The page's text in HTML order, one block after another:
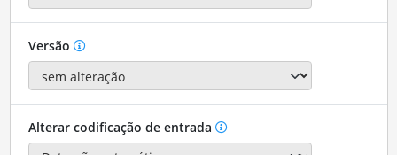
Versão
Alterar codificação de entrada